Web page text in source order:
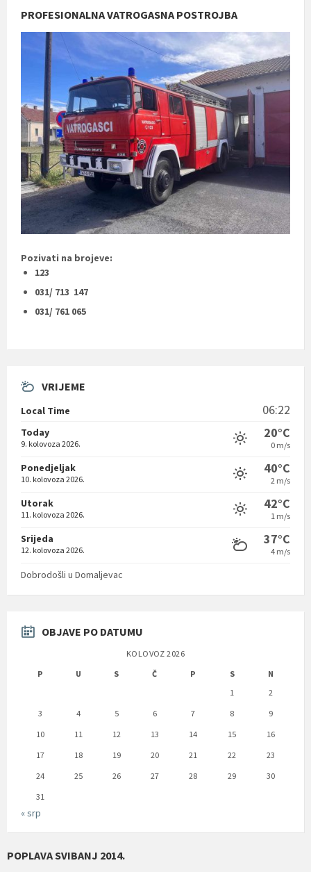
PROFESIONALNA VATROGASNA POSTROJBA
Pozivati na brojeve:
123
031/ 713 147
031/ 761 065
VRIJEME
Local Time 06:22
Today
9. kolovoza 2026.
20°C
0 m/s
Ponedjeljak
10. kolovoza 2026.
40°C
2 m/s
Utorak
11. kolovoza 2026.
42°C
1 m/s
Srijeda
12. kolovoza 2026.
37°C
4 m/s
Dobrodošli u Domaljevac
OBJAVE PO DATUMU
KOLOVOZ 2026
P
U S Č P S
N
1
2
3
4 5 6 7 8
9
10
11 12 13 14 15
16
17
18 19 20 21 22
23
24
25 26 27 28 29
30
31
« srp
POPLAVA SVIBANJ 2014.